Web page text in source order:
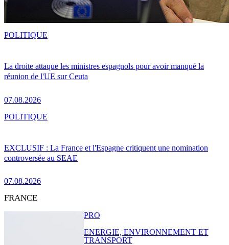
La droite attaque les ministres espagnols pour avoir manqué la
réunion de l'UE sur Ceuta
07.08.2026
POLITIQUE
EXCLUSIF : La France et l'Espagne critiquent une nomination
controversée au SEAE
07.08.2026
POLITIQUE
FRANCE
PRO
ENERGIE, ENVIRONNEMENT ET
TRANSPORT